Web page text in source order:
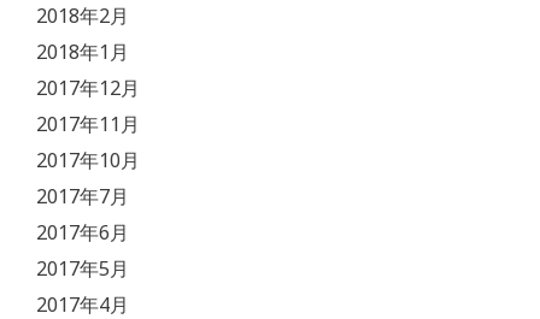
2018年2月
2018年1月
2017年12月
2017年11月
2017年10月
2017年7月
2017年6月
2017年5月
2017年4月